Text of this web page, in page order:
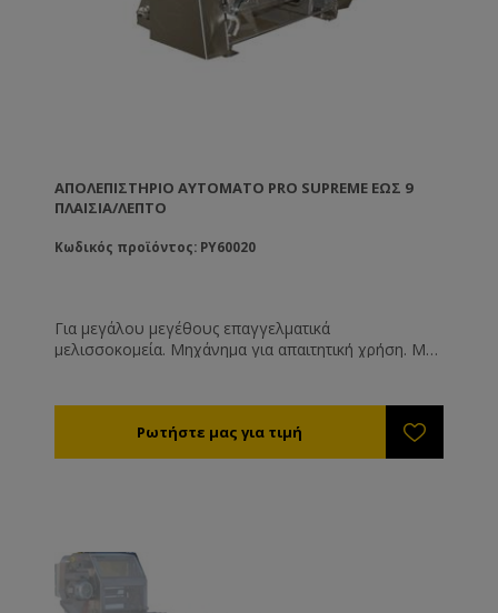
ΑΠΟΛΕΠΙΣΤΉΡΙΟ ΑΥΤΌΜΑΤΟ PRO SUPREME ΈΩΣ 9
ΠΛΑΊΣΙΑ/ΛΕΠΤΌ
Κωδικός προϊόντος: PY60020
Για μεγάλου μεγέθους επαγγελματικά
μελισσοκομεία. Mηχάνημα για απαιτητική χρήση. Με